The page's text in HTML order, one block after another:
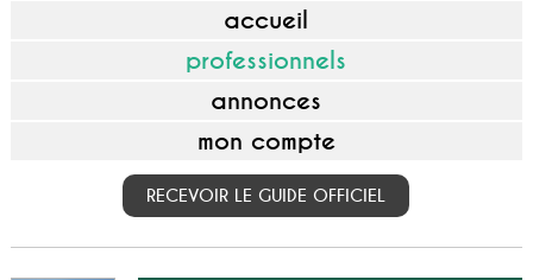
accueil
professionnels
annonces
mon compte
RECEVOIR LE GUIDE OFFICIEL